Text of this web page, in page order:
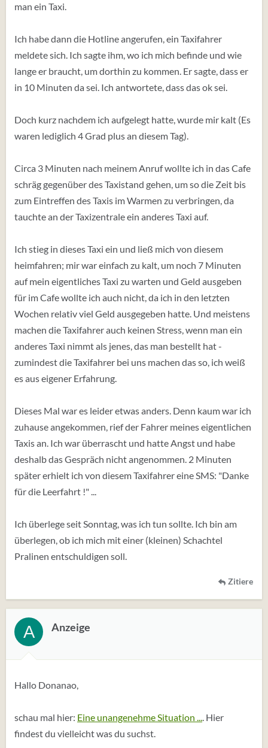
man ein Taxi.
Ich habe dann die Hotline angerufen, ein Taxifahrer
meldete sich. Ich sagte ihm, wo ich mich befinde und wie
lange er braucht, um dorthin zu kommen. Er sagte, dass er
in 10 Minuten da sei. Ich antwortete, dass das ok sei.
Doch kurz nachdem ich aufgelegt hatte, wurde mir kalt (Es
waren lediglich 4 Grad plus an diesem Tag).
Circa 3 Minuten nach meinem Anruf wollte ich in das Cafe
schräg gegenüber des Taxistand gehen, um so die Zeit bis
zum Eintreffen des Taxis im Warmen zu verbringen, da
tauchte an der Taxizentrale ein anderes Taxi auf.
Ich stieg in dieses Taxi ein und ließ mich von diesem
heimfahren; mir war einfach zu kalt, um noch 7 Minuten
auf mein eigentliches Taxi zu warten und Geld ausgeben
für im Cafe wollte ich auch nicht, da ich in den letzten
Wochen relativ viel Geld ausgegeben hatte. Und meistens
machen die Taxifahrer auch keinen Stress, wenn man ein
anderes Taxi nimmt als jenes, das man bestellt hat -
zumindest die Taxifahrer bei uns machen das so, ich weiß
es aus eigener Erfahrung.
Dieses Mal war es leider etwas anders. Denn kaum war ich
zuhause angekommen, rief der Fahrer meines eigentlichen
Taxis an. Ich war überrascht und hatte Angst und habe
deshalb das Gespräch nicht angenommen. 2 Minuten
später erhielt ich von diesem Taxifahrer eine SMS: "Danke
für die Leerfahrt !" ...
Ich überlege seit Sonntag, was ich tun sollte. Ich bin am
überlegen, ob ich mich mit einer (kleinen) Schachtel
Pralinen entschuldigen soll.
Zitiere
A Anzeige
Hallo Donanao,
schau mal hier: Eine unangenehme Situation .... Hier
findest du vielleicht was du suchst.